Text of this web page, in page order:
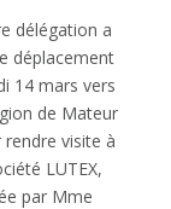
délégation a
déplacement
14 mars vers
de Mateur
rendre visite à
LUTEX,
par Mme